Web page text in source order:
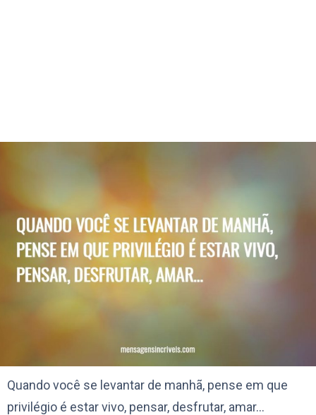
Quando você se levantar de manhã, pense em que
privilégio é estar vivo, pensar, desfrutar, amar…